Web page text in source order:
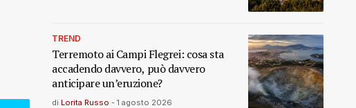
TREND
Terremoto ai Campi Flegrei: cosa sta
accadendo davvero, può davvero
anticipare un’eruzione?
di Lorita Russo - 1 agosto 2026